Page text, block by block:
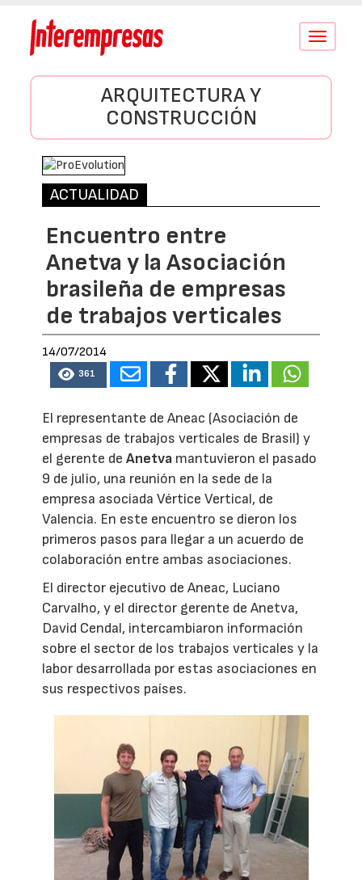
Conmutar
ARQUITECTURA Y
CONSTRUCCIÓN
ACTUALIDAD
Encuentro entre
Anetva y la Asociación
brasileña de empresas
de trabajos verticales
14/07/2014
361
El representante de Aneac (Asociación de
empresas de trabajos verticales de Brasil) y
el gerente deAnetva mantuvieron el pasado
9 de julio, una reunión en la sede de la
empresa asociada Vértice Vertical, de
Valencia. En este encuentro se dieron los
primeros pasos para llegar a un acuerdo de
colaboración entre ambas asociaciones.
El director ejecutivo de Aneac, Luciano
Carvalho, y el director gerente de Anetva,
David Cendal, intercambiaron información
sobre el sector de los trabajos verticales y la
labor desarrollada por estas asociaciones en
sus respectivos países.